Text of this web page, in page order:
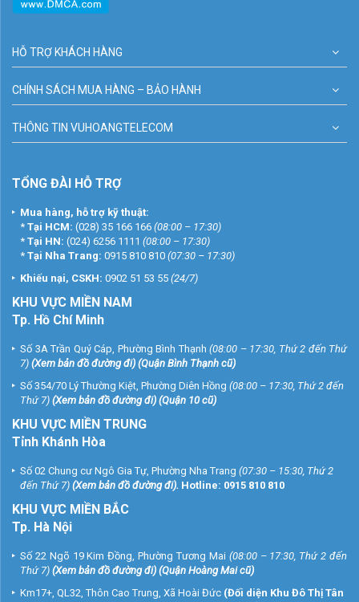
HỖ TRỢ KHÁCH HÀNG
CHÍNH SÁCH MUA HÀNG – BẢO HÀNH
THÔNG TIN VUHOANGTELECOM
TỔNG ĐÀI HỖ TRỢ
Mua hàng, hỗ trợ kỹ thuật:
* Tại HCM: (028) 35 166 166 (08:00 – 17:30)
* Tại HN: (024) 6256 1111 (08:00 – 17:30)
* Tại Nha Trang: 0915 810 810 (07:30 – 17:30)
Khiếu nại, CSKH: 0902 51 53 55 (24/7)
KHU VỰC MIỀN NAM
Tp. Hồ Chí Minh
Số 3A Trần Quý Cáp, Phường Bình Thạnh (08:00 – 17:30, Thứ 2 đến Thứ
7) (Xem bản đồ đường đi) (Quận Bình Thạnh cũ)
Số 354/70 Lý Thường Kiệt, Phường Diên Hồng (08:00 – 17:30, Thứ 2 đến
Thứ 7) (Xem bản đồ đường đi) (Quận 10 cũ)
KHU VỰC MIỀN TRUNG
Tỉnh Khánh Hòa
Số 02 Chung cư Ngô Gia Tự, Phường Nha Trang (07:30 – 15:30, Thứ 2
đến Thứ 7) (Xem bản đồ đường đi). Hotline: 0915 810 810
KHU VỰC MIỀN BẮC
Tp. Hà Nội
Số 22 Ngõ 19 Kim Đồng, Phường Tương Mai (08:00 – 17:30, Thứ 2 đến
Thứ 7) (Xem bản đồ đường đi) (Quận Hoàng Mai cũ)
Km17+, QL32, Thôn Cao Trung, Xã Hoài Đức (Đối diện Khu Đô Thị Tân